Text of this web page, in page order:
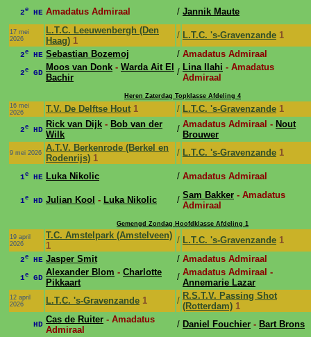
2e HE Amadatus Admiraal / Jannik Maute
17 mei
2026
L.T.C. Leeuwenbergh (Den
Haag) 1
/ L.T.C. 's-Gravenzande 1
2e HE Sebastian Bozemoj / Amadatus Admiraal
2e GD
Moos van Donk - Warda Ait El
Bachir
/ Lina Ilahi - Amadatus
Admiraal
Heren Zaterdag Topklasse Afdeling 4
16 mei
2026
T.V. De Delftse Hout 1 / L.T.C. 's-Gravenzande 1
2e HD
Rick van Dijk - Bob van der
Wilk
/ Amadatus Admiraal - Nout
Brouwer
9 mei 2026 A.T.V. Berkenrode (Berkel en
Rodenrijs) 1
/ L.T.C. 's-Gravenzande 1
1e HE Luka Nikolic / Amadatus Admiraal
1e HD Julian Kool - Luka Nikolic / Sam Bakker - Amadatus
Admiraal
Gemengd Zondag Hoofdklasse Afdeling 1
19 april
2026
T.C. Amstelpark (Amstelveen)
1
/ L.T.C. 's-Gravenzande 1
2e HE Jasper Smit / Amadatus Admiraal
1e GD
Alexander Blom - Charlotte
Pikkaart
/ Amadatus Admiraal -
Annemarie Lazar
12 april
2026
L.T.C. 's-Gravenzande 1 / R.S.T.V. Passing Shot
(Rotterdam) 1
HD Cas de Ruiter - Amadatus
Admiraal
/ Daniel Fouchier - Bart Brons